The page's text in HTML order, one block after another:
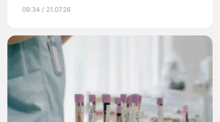
09:34 / 21.07.26